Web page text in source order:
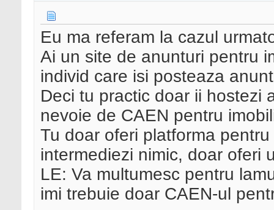
Eu ma referam la cazul
Ai un site de anunturi pentru
individ care isi posteaza
Deci tu practic doar ii hostezi
nevoie de CAEN pentru
Tu doar oferi platforma
intermediezi nimic, doar oferi
LE: Va multumesc pentru
imi trebuie doar CAEN-ul